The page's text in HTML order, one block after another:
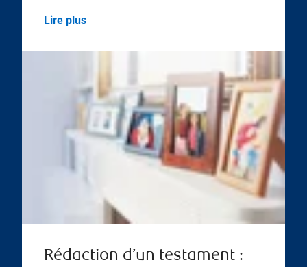
Lire plus
Rédaction d’un testament :